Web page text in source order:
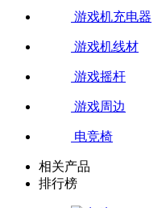
游戏机充电器
游戏机线材
游戏摇杆
游戏周边
电竞椅
相关产品
排行榜